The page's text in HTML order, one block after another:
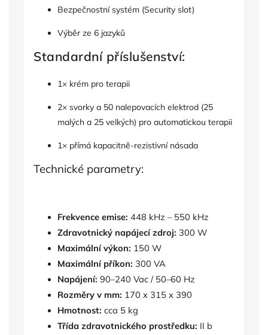
Bezpečnostní systém (Security slot)
Výběr ze 6 jazyků
Standardní příslušenství:
1× krém pro terapii
2× svorky a 50 nalepovacích elektrod (25
malých a 25 velkých) pro automatickou terapii
1× přímá kapacitně-rezistivní násada
Technické parametry:
Frekvence emise: 448 kHz – 550 kHz
Zdravotnický napájecí zdroj: 300 W
Maximální výkon: 150 W
Maximální příkon: 300 VA
Napájení: 90–240 Vac / 50–60 Hz
Rozměry v mm: 170 x 315 x 390
Hmotnost: cca 5 kg
Třída zdravotnického prostředku: II b